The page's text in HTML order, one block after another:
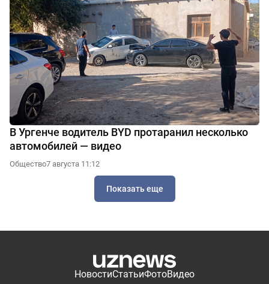
В Ургенче водитель BYD протаранил несколько
автомобилей — видео
Общество7 августа 11:12
Показать еще
НовостиСтатьиФотоВидео